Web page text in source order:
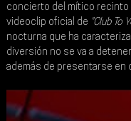
concierto del mítico recinto
videoclip oficial de "Club To
nocturna que ha
diversión no se va a
además de presentarse en